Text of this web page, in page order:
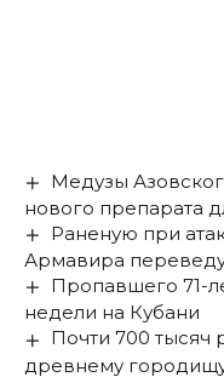
Медузы
нового препарата
Раненую при
Армавира
Пропавшего 71-
недели на Кубани
Почти 700 тысяч
древнему